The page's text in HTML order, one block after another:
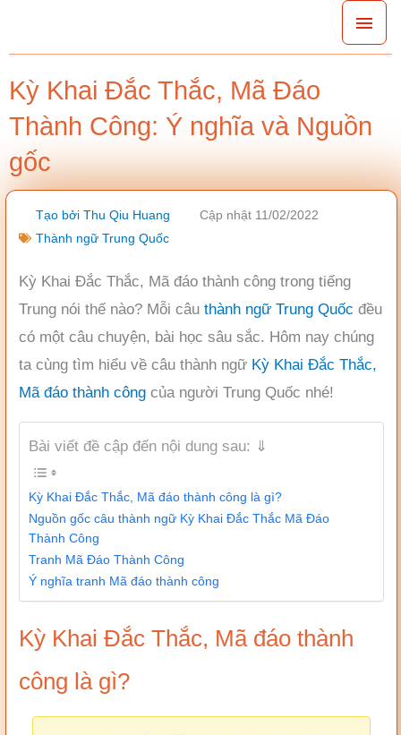
dung
Kỳ Khai Đắc Thắc, Mã Đáo
Thành Công: Ý nghĩa và Nguồn
gốc
Tạo bởi Thu Qiu Huang
Cập nhật 11/02/2022
Thành ngữ Trung Quốc
Kỳ Khai Đắc Thắc, Mã đáo thành công trong tiếng
Trung nói thế nào? Mỗi câu thành ngữ Trung Quốc đều
có một câu chuyện, bài học sâu sắc. Hôm nay chúng
ta cùng tìm hiểu về câu thành ngữ Kỳ Khai Đắc Thắc,
Mã đáo thành công của người Trung Quốc nhé!
Bài viết đề cập đến nội dung sau: ⇓
Kỳ Khai Đắc Thắc, Mã đáo thành công là gì?
Nguồn gốc câu thành ngữ Kỳ Khai Đắc Thắc Mã Đáo
Thành Công
Tranh Mã Đáo Thành Công
Ý nghĩa tranh Mã đáo thành công
Kỳ Khai Đắc Thắc, Mã đáo thành
công là gì?